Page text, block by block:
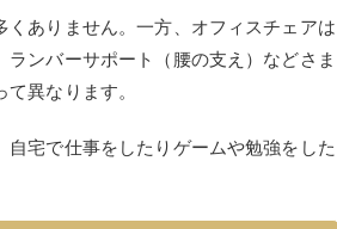
ありません。一方、オフィスチェアは
ンバーサポート（腰の支え）などさま
異なります。
自宅で仕事をしたりゲームや勉強をした